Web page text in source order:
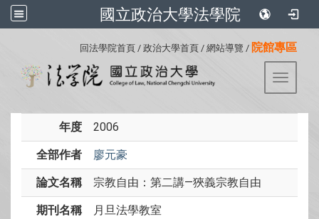
國立政治大學法學院
回法學院首頁 / 政治大學首頁 / 網站導覽 / 院館專區
Toggle
年度 2006
全部作者 廖元豪
論文名稱 宗教自由：第二講—狹義宗教自由
期刊名稱 月旦法學教室